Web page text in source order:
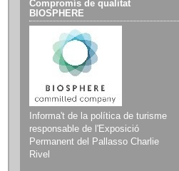
Compromís de qualitat
BIOSPHERE
Informa't de la política de turisme
responsable de l'Exposició
Permanent del Pallasso Charlie
Rivel